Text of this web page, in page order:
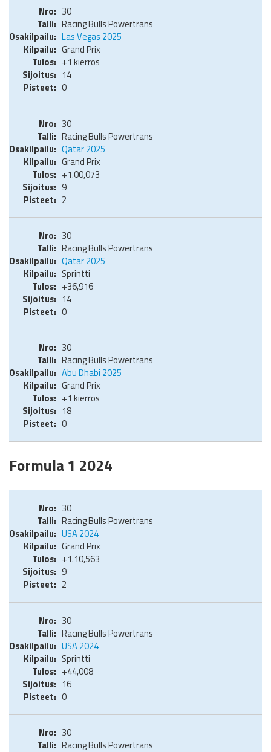
30
Racing Bulls Powertrans
Las Vegas 2025
Grand Prix
+1 kierros
14
0
30
Racing Bulls Powertrans
Qatar 2025
Grand Prix
+1.00,073
9
2
30
Racing Bulls Powertrans
Qatar 2025
Sprintti
+36,916
14
0
30
Racing Bulls Powertrans
Abu Dhabi 2025
Grand Prix
+1 kierros
18
0
Formula 1 2024
30
Racing Bulls Powertrans
USA 2024
Grand Prix
+1.10,563
9
2
30
Racing Bulls Powertrans
USA 2024
Sprintti
+44,008
16
0
30
Racing Bulls Powertrans